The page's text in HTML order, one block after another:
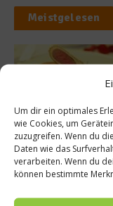
Um dir ein optimales
wie Cookies, um
zuzugreifen. Wenn du
Daten wie das
verarbeiten. Wenn du
können bestimmte
Meistgelesen